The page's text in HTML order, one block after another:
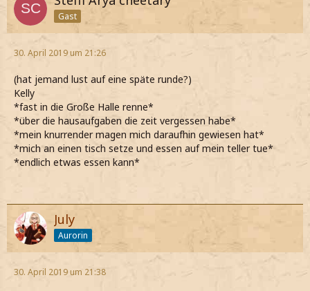
Gast
30. April 2019 um 21:26
(hat jemand lust auf eine späte runde?)
Kelly
*fast in die Große Halle renne*
*über die hausaufgaben die zeit vergessen habe*
*mein knurrender magen mich daraufhin gewiesen hat*
*mich an einen tisch setze und essen auf mein teller tue*
*endlich etwas essen kann*
July
Aurorin
30. April 2019 um 21:38